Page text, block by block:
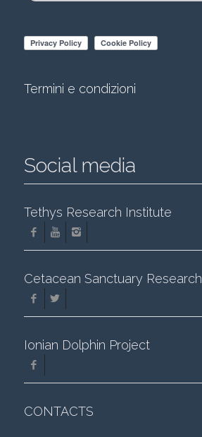
Termini e condizioni
Social media
Tethys Research Institute
Cetacean Sanctuary Research
Ionian Dolphin Project
CONTACTS